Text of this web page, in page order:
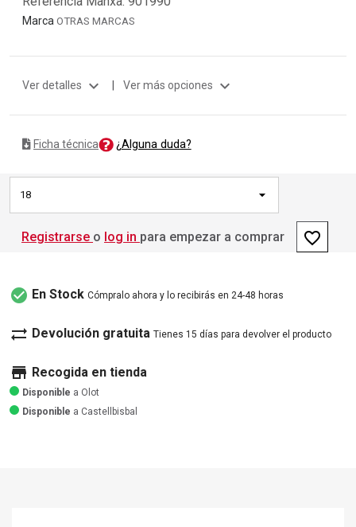
Marca OTRAS MARCAS
Ver detalles expand_more | Ver más opciones expand_more
Ficha técnica ¿Alguna duda?
18
Registrarse o log in para empezar a comprar favorite_border
check_circle En Stock Cómpralo ahora y lo recibirás en 24-48 horas
sync_alt Devolución gratuita Tienes 15 días para devolver el producto
store Recogida en tienda
Disponible a Olot
Disponible a Castellbisbal